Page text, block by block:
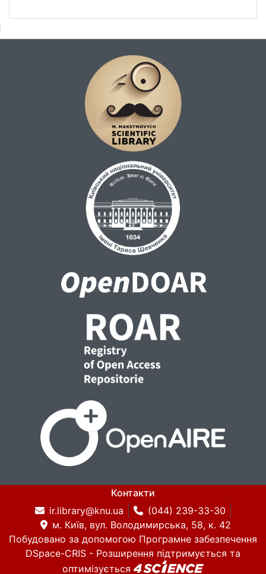
Контакти
ir.library@knu.ua
(044) 239-33-30
м. Київ, вул. Володимирська, 58, к. 42
Побудовано за допомогою Програмне забезпечення
DSpace-CRIS - Розширення підтримується та
оптимізується